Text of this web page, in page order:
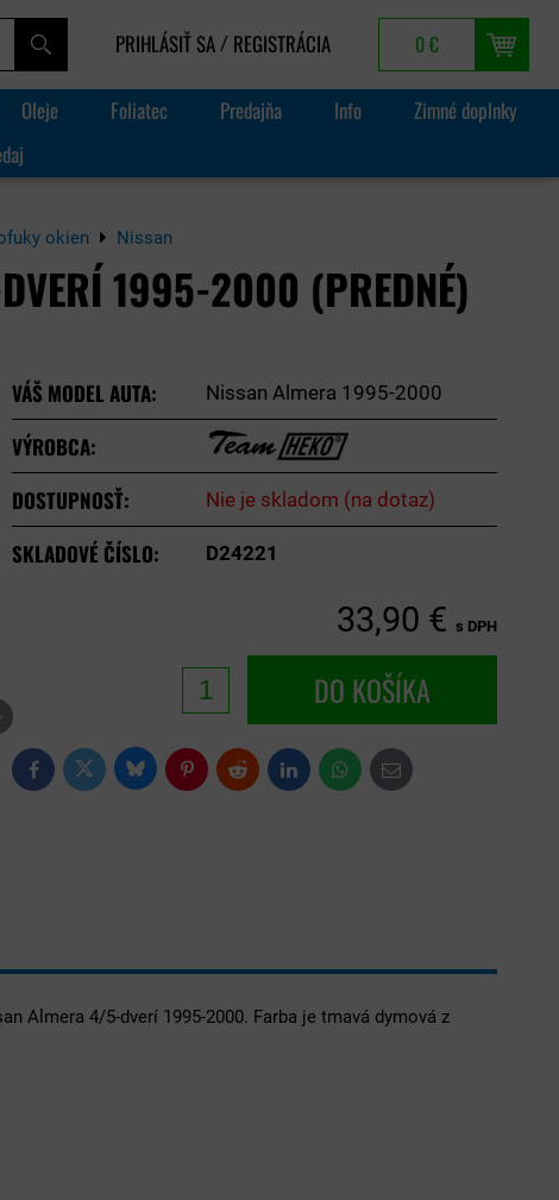
PRIHLÁSIŤ SA / REGISTRÁCIA 0 €
Oleje Foliatec Predajňa Info
Zimné doplnky
okien Nissan
1995-2000 (PREDNÉ)
VÁŠ MODEL AUTA: Nissan Almera 1995-2000
VÝROBCA:
DOSTUPNOSŤ:
Nie je skladom (na dotaz)
SKLADOVÉ ČÍSLO: D24221
33,90 € s DPH
DO KOŠÍKA
FacebookTwitter BlueskyPinterestReddit LinkedInWhatsApp
E-
mail
Almera 4/5-dverí 1995-2000. Farba je tmavá dymová z